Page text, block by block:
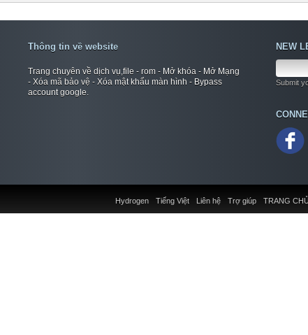
Thông tin về website
Trang chuyên về dịch vụ,file - rom - Mở khóa - Mở Mạng
- Xóa mã bảo vệ - Xóa mật khẩu màn hình - Bypass
account google.
NEW
Submit
Liên hệ Trợ giúp TRANG CHỦ
Hydrogen Tiếng Việt